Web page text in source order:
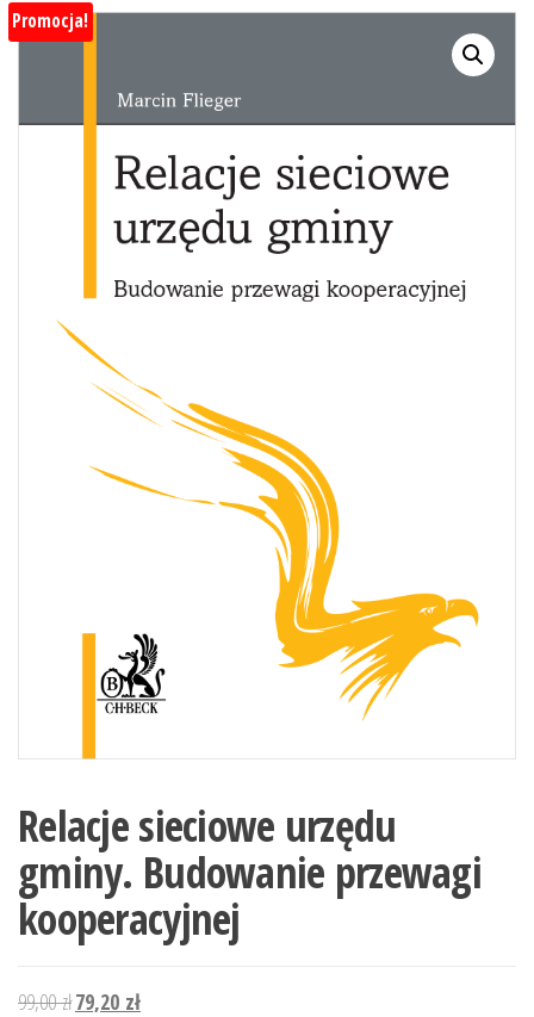
Promocja!
Relacje sieciowe urzędu
gminy. Budowanie przewagi
kooperacyjnej
99,00złPierwotna
79,20 złAktualna